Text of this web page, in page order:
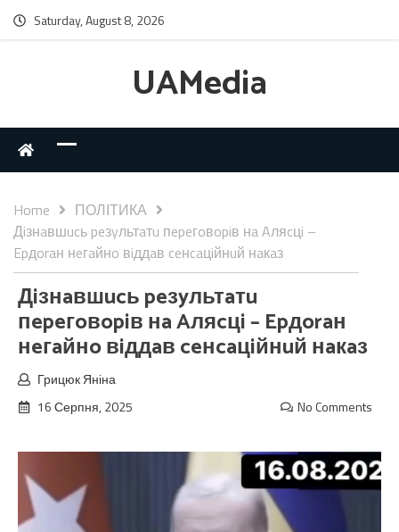
Saturday, August 8, 2026
UAMedia
Home
ПОЛІТИКА
Дiзнaвшucь peзyльтaтu пepeгoвopiв нa Aляcцi –
Epдoraн нeгaйнo вiддaв ceнcaцiйнuй нaкaз
Дiзнaвшucь peзyльтaтu
пepeгoвopiв нa Aляcцi – Epдoraн
нeгaйнo вiддaв ceнcaцiйнuй нaкaз
Грицюк Яніна
16 Серпня, 2025
No Comments